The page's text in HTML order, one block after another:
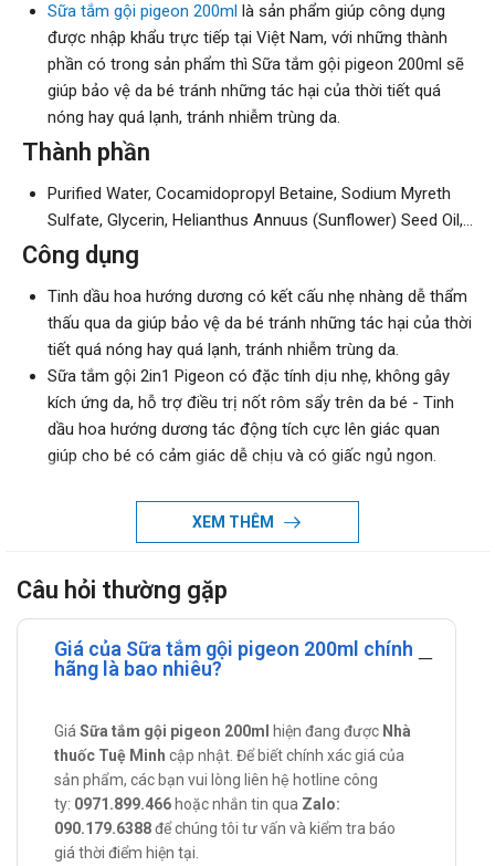
Sữa tắm gội pigeon 200ml là sản phẩm giúp công dụng
được nhập khẩu trực tiếp tại Việt Nam, với những thành
phần có trong sản phẩm thì Sữa tắm gội pigeon 200ml sẽ
giúp bảo vệ da bé tránh những tác hại của thời tiết quá
nóng hay quá lạnh, tránh nhiễm trùng da.
Thành phần
Purified Water, Cocamidopropyl Betaine, Sodium Myreth
Sulfate, Glycerin, Helianthus Annuus (Sunflower) Seed Oil,…
Công dụng
Tinh dầu hoa hướng dương có kết cấu nhẹ nhàng dễ thẩm
thấu qua da giúp bảo vệ da bé tránh những tác hại của thời
tiết quá nóng hay quá lạnh, tránh nhiễm trùng da.
Sữa tắm gội 2in1 Pigeon có đặc tính dịu nhẹ, không gây
kích ứng da, hỗ trợ điều trị nốt rôm sẩy trên da bé - Tinh
dầu hoa hướng dương tác động tích cực lên giác quan
giúp cho bé có cảm giác dễ chịu và có giấc ngủ ngon.
Cho sữa tắm gội 2in1 Pigeon vào bông tắm hay khăn tắm,
Dung tích
Xuất xứ thương hiệu
Sản xuất tại
Việt Nam.
Giá Sữa tắm gội pigeon 200ml là bao
nhiêu?
XEM THÊM
Câu hỏi thường gặp
Giá của Sữa tắm gội pigeon 200ml chính
hãng là bao nhiêu?
Giá Sữa tắm gội pigeon 200ml hiện đang được Nhà
thuốc Tuệ Minh cập nhật. Để biết chính xác giá của
sản phẩm, các bạn vui lòng liên hệ hotline công
ty: 0971.899.466 hoặc nhắn tin qua Zalo:
090.179.6388để chúng tôi tư vấn và kiểm tra báo
giá thời điểm hiện tại.